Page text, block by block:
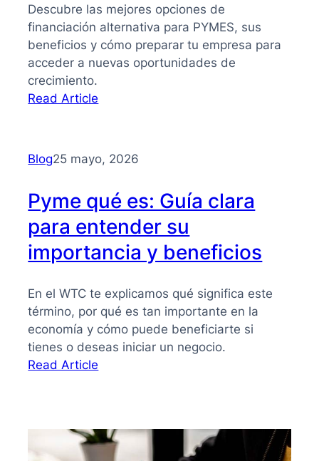
Descubre las mejores opciones de
financiación alternativa para PYMES, sus
beneficios y cómo preparar tu empresa para
acceder a nuevas oportunidades de
crecimiento.
Read Article
para
PYMES
Blog25 mayo, 2026
Pyme qué es: Guía clara
para entender su
importancia y beneficios
En el WTC te explicamos qué significa este
término, por qué es tan importante en la
economía y cómo puede beneficiarte si
tienes o deseas iniciar un negocio.
Read Article
Guía
clara